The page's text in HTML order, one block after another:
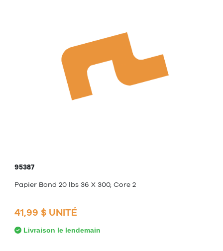
95387
Papier Bond 20 lbs 36 X 300, Core 2
41,99 $ UNITÉ
Livraison le lendemain